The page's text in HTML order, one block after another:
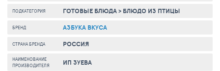
ПОДКАТЕГОРИЯ ГОТОВЫЕ БЛЮДА> БЛЮДО ИЗ ПТИЦЫ
БРЕНД АЗБУКА ВКУСА
СТРАНА БРЕНДА РОССИЯ
НАИМЕНОВАНИЕ
ПРОИЗВОДИТЕЛЯ
ИП ЗУЕВА